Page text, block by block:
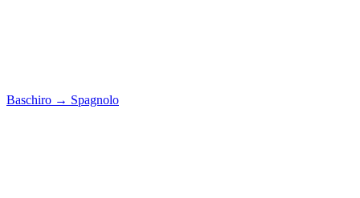
Baschiro → Spagnolo